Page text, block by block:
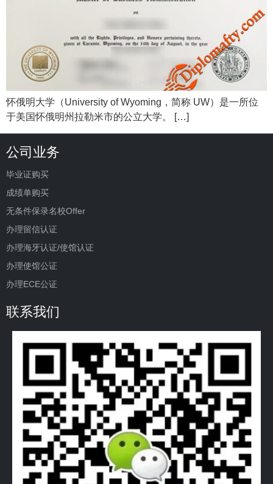
怀俄明大学（University of Wyoming，简称 UW）是一所位
于美国怀俄明州拉勒米市的公立大学。 […]
公司业务
毕业证购买
成绩单购买
无条件保录名校Offer
办理留信认证
办理海牙认证/使馆认证
办理使馆公证
办理ECE公证
联系我们